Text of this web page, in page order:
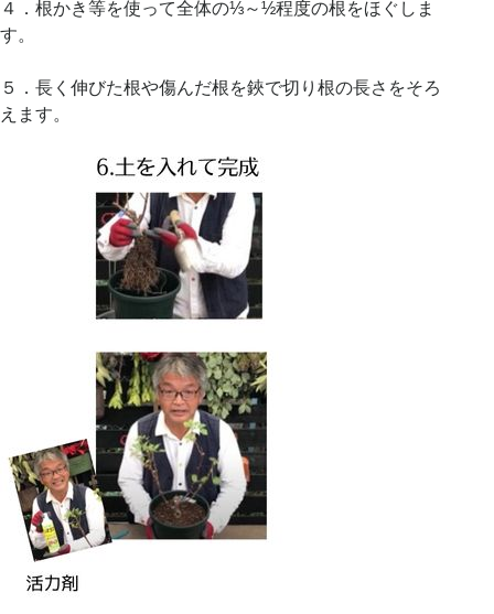
４．根かき等を使って全体の⅓～½程度の根をほぐしま
す。
５．長く伸びた根や傷んだ根を鋏で切り根の長さをそろ
えます。